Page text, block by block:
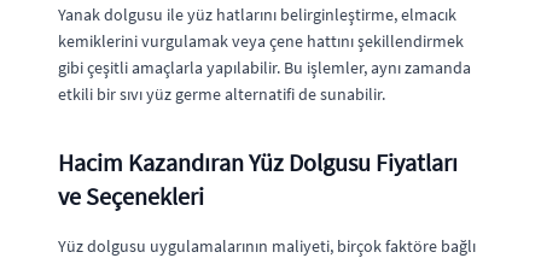
Yanak dolgusu ile yüz hatlarını belirginleştirme, elmacık
kemiklerini vurgulamak veya çene hattını şekillendirmek
gibi çeşitli amaçlarla yapılabilir. Bu işlemler, aynı zamanda
etkili bir sıvı yüz germe alternatifi de sunabilir.
Hacim Kazandıran Yüz Dolgusu Fiyatları
ve Seçenekleri
Yüz dolgusu uygulamalarının maliyeti, birçok faktöre bağlı